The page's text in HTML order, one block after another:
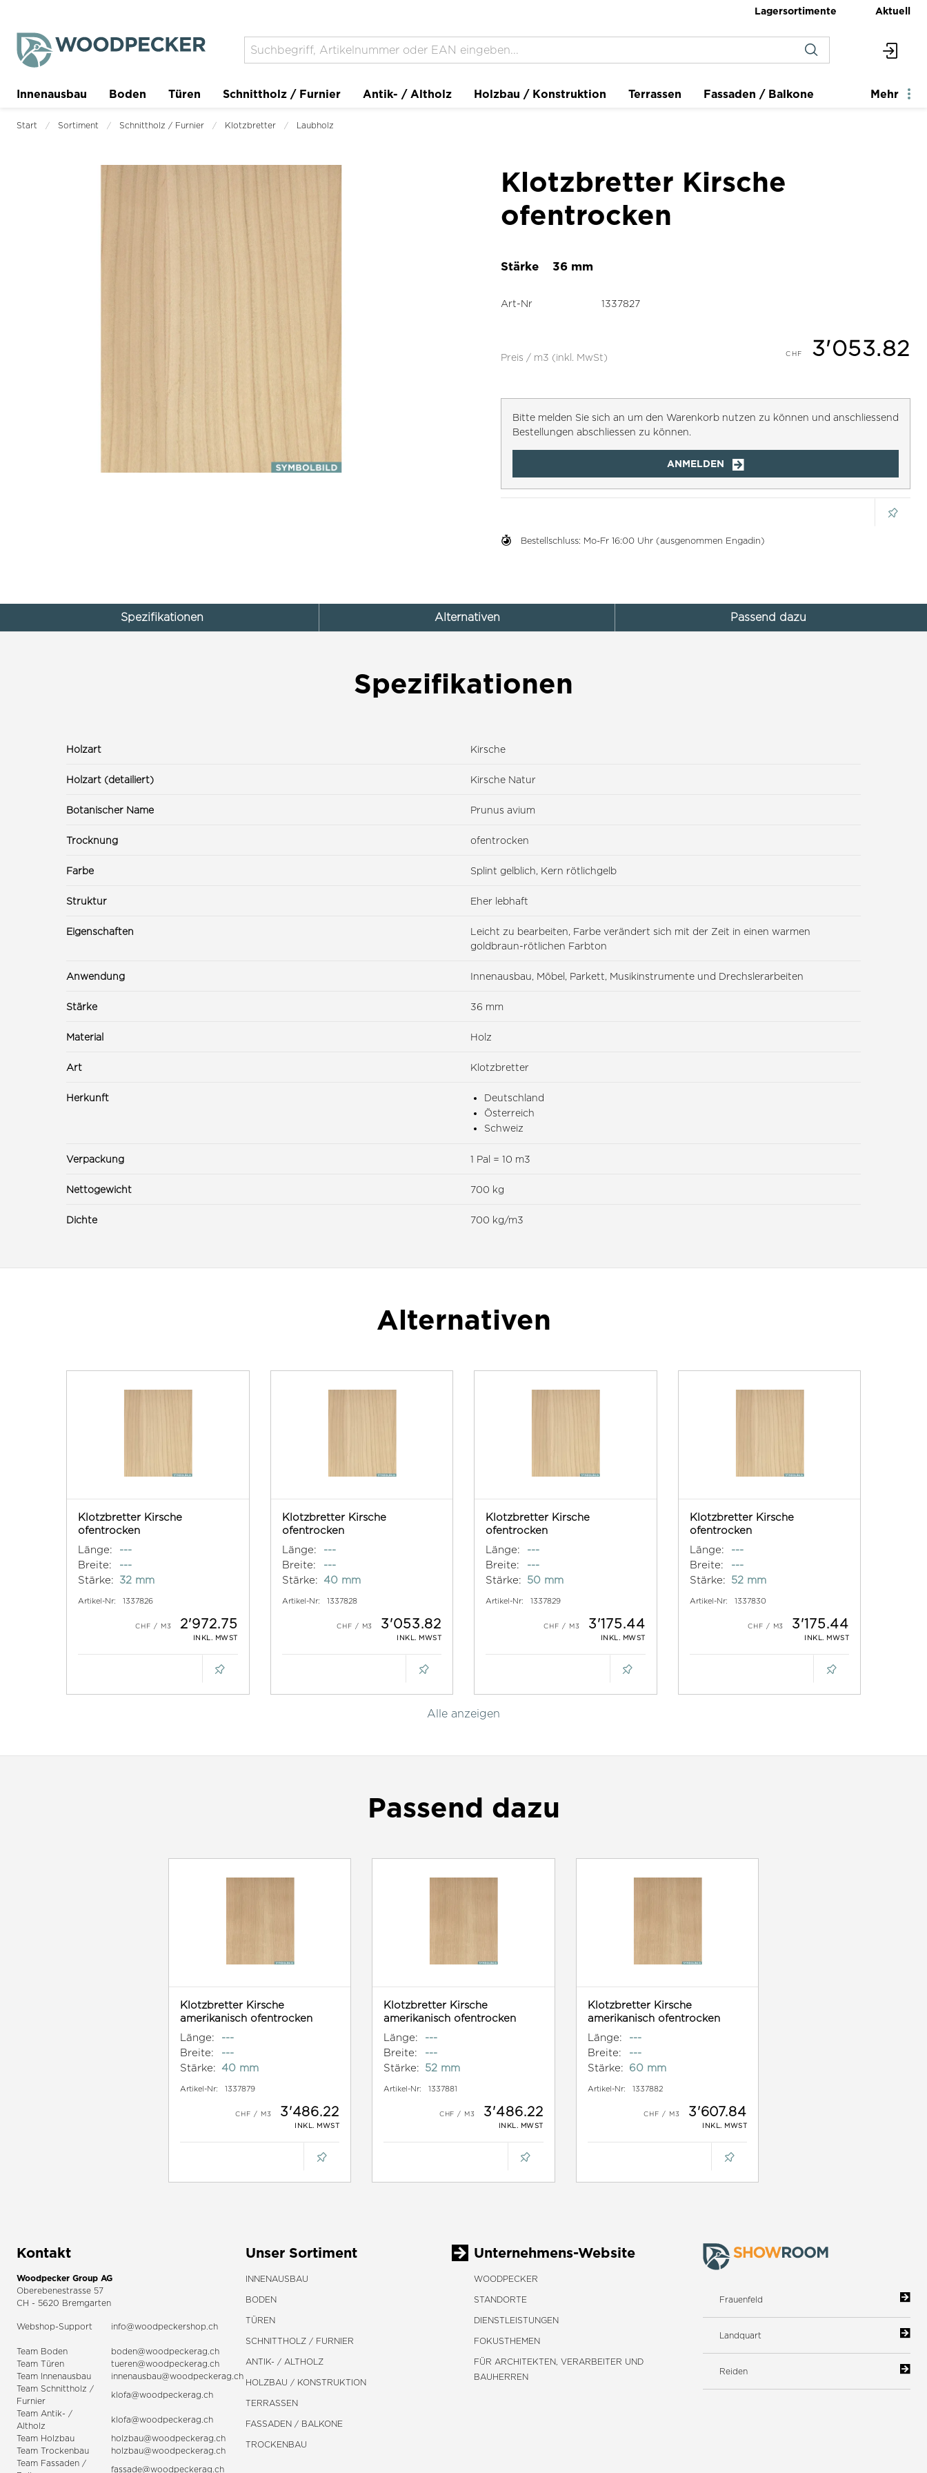
Lagersortimente Aktuell
Innenausbau Boden Türen Schnittholz / Furnier Antik- / Altholz Holzbau / Konstruktion Terrassen Fassaden / Balkone
Trockenbau Planer
Mehr
Start Sortiment Schnittholz / Furnier Klotzbretter Laubholz
Klotzbretter Kirsche
ofentrocken
Stärke 36 mm
Preis / m3 (inkl. MwSt) 3'053.82
Bitte melden Sie sich an um den Warenkorb nutzen zu können und anschliessend
Bestellungen abschliessen zu können.
ANMELDEN
Bestellschluss: Mo-Fr 16:00 Uhr (ausgenommen Engadin)
Art-Nr 1337827
Spezifikationen Alternativen Passend dazu
Spezifikationen
Holzart Kirsche
Holzart (detailiert) Kirsche Natur
Botanischer Name Prunus avium
Trocknung ofentrocken
Farbe Splint gelblich, Kern rötlichgelb
Struktur Eher lebhaft
Eigenschaften
Leicht zu bearbeiten, Farbe verändert sich mit der Zeit in einen warmen
goldbraun-rötlichen Farbton
Anwendung Innenausbau, Möbel, Parkett, Musikinstrumente und Drechslerarbeiten
Stärke 36 mm
Material Holz
Art Klotzbretter
Herkunft
Deutschland
Österreich
Schweiz
Verpackung 1 Pal = 10 m3
Nettogewicht 700 kg
Dichte 700 kg/m3
Alternativen
Klotzbretter Kirsche
ofentrocken
Länge:
---
Breite:
---
Stärke:
32 mm
Artikel-Nr: 1337826
2'972.75
INKL. MWST
Klotzbretter Kirsche
ofentrocken
Länge:
---
Breite:
---
Stärke:
40 mm
Artikel-Nr: 1337828
3'053.82
INKL. MWST
Klotzbretter Kirsche
ofentrocken
Länge:
---
Breite:
---
Stärke:
50 mm
Artikel-Nr: 1337829
3'175.44
INKL. MWST
Klotzbretter Kirsche
ofentrocken
Länge:
---
Breite:
---
Stärke:
52 mm
Artikel-Nr: 1337830
3'175.44
INKL. MWST
Alle anzeigen
Passend dazu
Klotzbretter Kirsche
amerikanisch ofentrocken
Länge:
---
Breite:
---
Stärke:
40 mm
Artikel-Nr: 1337879
3'486.22
INKL. MWST
Klotzbretter Kirsche
amerikanisch ofentrocken
Länge:
---
Breite:
---
Stärke:
52 mm
Artikel-Nr: 1337881
3'486.22
INKL. MWST
Klotzbretter Kirsche
amerikanisch ofentrocken
Länge:
---
Breite:
---
Stärke:
60 mm
Artikel-Nr: 1337882
3'607.84
INKL. MWST
Kontakt
Woodpecker Group AG
Oberebenestrasse 57
CH - 5620 Bremgarten
Webshop-Support info@woodpeckershop.ch
Team Boden
boden@woodpeckerag.ch
Team Türen
tueren@woodpeckerag.ch
Team Innenausbau
innenausbau@woodpeckerag.ch
Team Schnittholz /
Furnier
klofa@woodpeckerag.ch
Team Antik- /
Altholz
klofa@woodpeckerag.ch
Team Holzbau
holzbau@woodpeckerag.ch
Team Trockenbau
holzbau@woodpeckerag.ch
Team Fassaden /
fassade@woodpeckerag.ch
Unser Sortiment
INNENAUSBAU
BODEN
TÜREN
SCHNITTHOLZ / FURNIER
ANTIK- / ALTHOLZ
HOLZBAU / KONSTRUKTION
TERRASSEN
FASSADEN / BALKONE
TROCKENBAU
Unternehmens-Website
WOODPECKER
STANDORTE
DIENSTLEISTUNGEN
FOKUSTHEMEN
FÜR ARCHITEKTEN, VERARBEITER UND
BAUHERREN
Frauenfeld
Landquart
Reiden